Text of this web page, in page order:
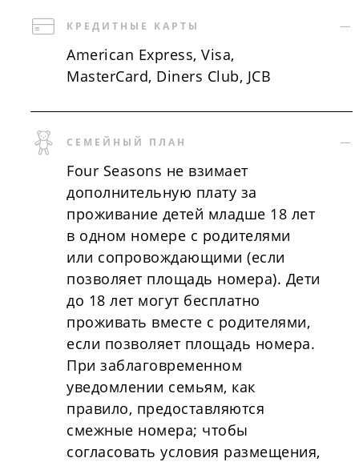
КРЕДИТНЫЕ КАРТЫ
American Express, Visa,
MasterCard, Diners Club, JCB
СЕМЕЙНЫЙ ПЛАН
Four Seasons не взимает
дополнительную плату за
проживание детей младше 18 лет
в одном номере с родителями
или сопровождающими (если
позволяет площадь номера). Дети
до 18 лет могут бесплатно
проживать вместе с родителями,
если позволяет площадь номера.
При заблаговременном
уведомлении семьям, как
правило, предоставляются
смежные номера; чтобы
согласовать условия размещения,